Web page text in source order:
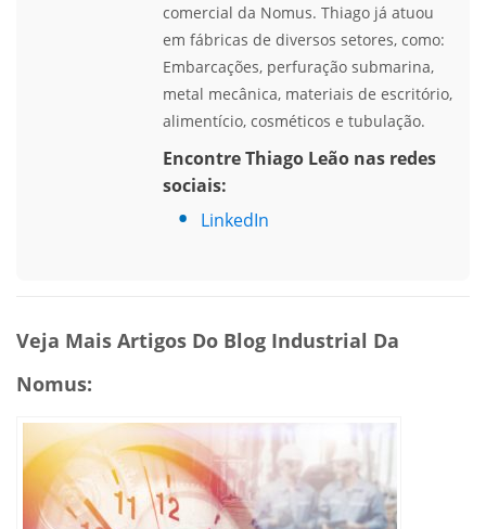
comercial da Nomus. Thiago já atuou
em fábricas de diversos setores, como:
Embarcações, perfuração submarina,
metal mecânica, materiais de escritório,
alimentício, cosméticos e tubulação.
Encontre Thiago Leão nas redes
sociais:
LinkedIn
Veja Mais Artigos Do Blog Industrial Da
Nomus: